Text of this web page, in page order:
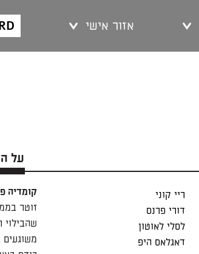
אזור אישי
על
קומדיה
זוטר
שהבילוי
ריי קוני
דורי פרנס
לסלי לאוטון
דאגלאס היפ